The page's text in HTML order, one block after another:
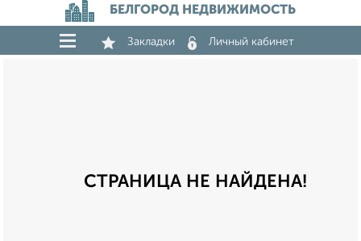
БЕЛГОРОД НЕДВИЖИМОСТЬ
Закладки Личный кабинет
СТРАНИЦА НЕ НАЙДЕНА!